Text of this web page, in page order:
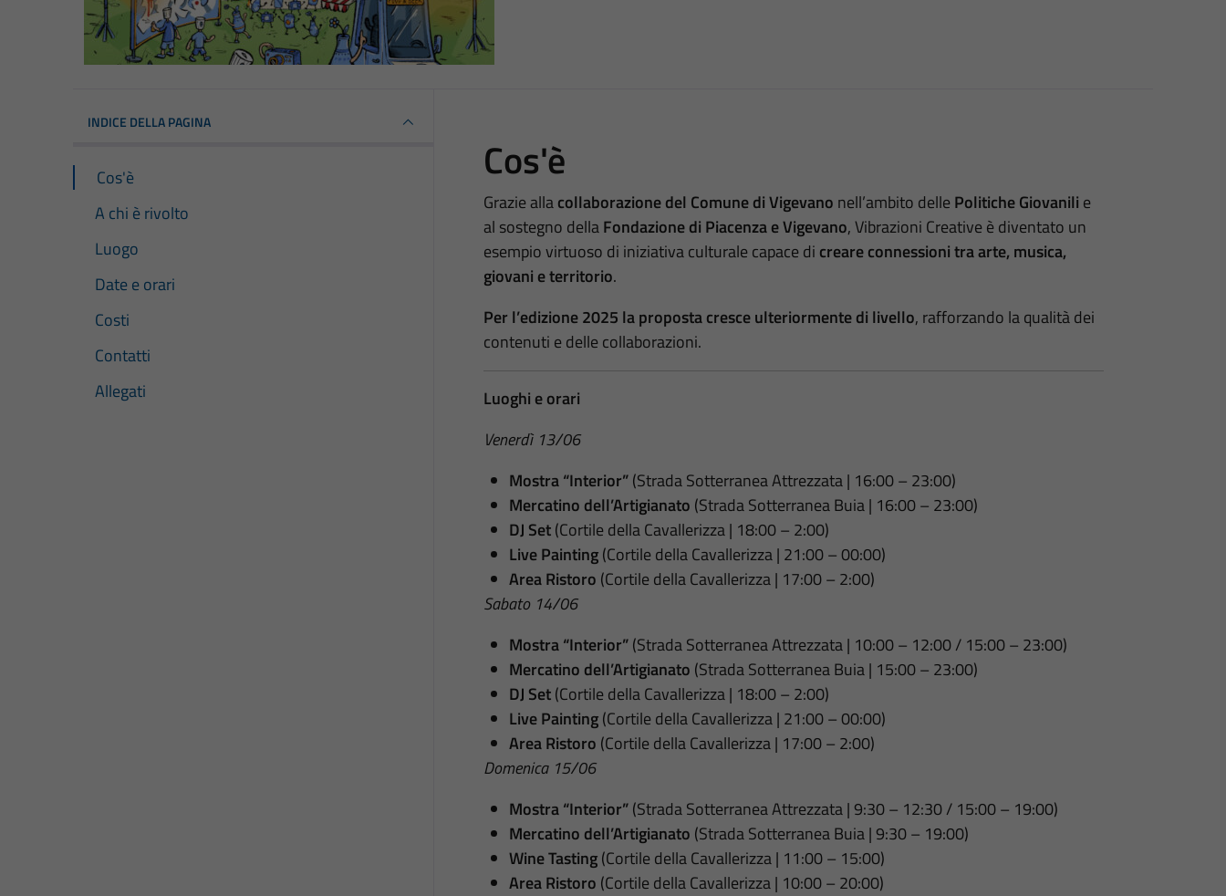
INDICE DELLA PAGINA
Cos'è
A chi è rivolto
Luogo
Date e orari
Costi
Contatti
Allegati
Cos'è
Grazie allacollaborazione del Comune di Vigevano nell’ambito delle Politiche Giovanili e
al sostegno dellaFondazione di Piacenza e Vigevano, Vibrazioni Creative è diventato un
esempio virtuoso di iniziativa culturale capace di creare connessioni tra arte, musica,
giovani e territorio.
Per l’edizione 2025 la proposta cresce ulteriormente di livello, rafforzando la qualità dei
contenuti e delle collaborazioni.
Luoghi e orari
Venerdì 13/06
Mostra “Interior”(Strada Sotterranea Attrezzata | 16:00 – 23:00)
Mercatino dell’Artigianato (Strada Sotterranea Buia | 16:00 – 23:00)
DJ Set(Cortile della Cavallerizza | 18:00 – 2:00)
Live Painting(Cortile della Cavallerizza | 21:00 – 00:00)
Area Ristoro (Cortile della Cavallerizza | 17:00 – 2:00)
Sabato 14/06
Mostra “Interior”(Strada Sotterranea Attrezzata | 10:00 – 12:00 / 15:00 – 23:00)
Mercatino dell’Artigianato (Strada Sotterranea Buia | 15:00 – 23:00)
DJ Set(Cortile della Cavallerizza | 18:00 – 2:00)
Live Painting(Cortile della Cavallerizza | 21:00 – 00:00)
Area Ristoro (Cortile della Cavallerizza | 17:00 – 2:00)
Domenica 15/06
Mostra “Interior”(Strada Sotterranea Attrezzata | 9:30 – 12:30 / 15:00 – 19:00)
Mercatino dell’Artigianato (Strada Sotterranea Buia | 9:30 – 19:00)
Wine Tasting(Cortile della Cavallerizza | 11:00 – 15:00)
Area Ristoro (Cortile della Cavallerizza | 10:00 – 20:00)